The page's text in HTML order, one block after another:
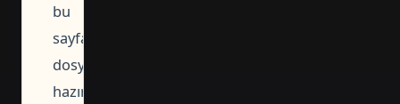
bu
sayfadaki
dosya
hazırlık